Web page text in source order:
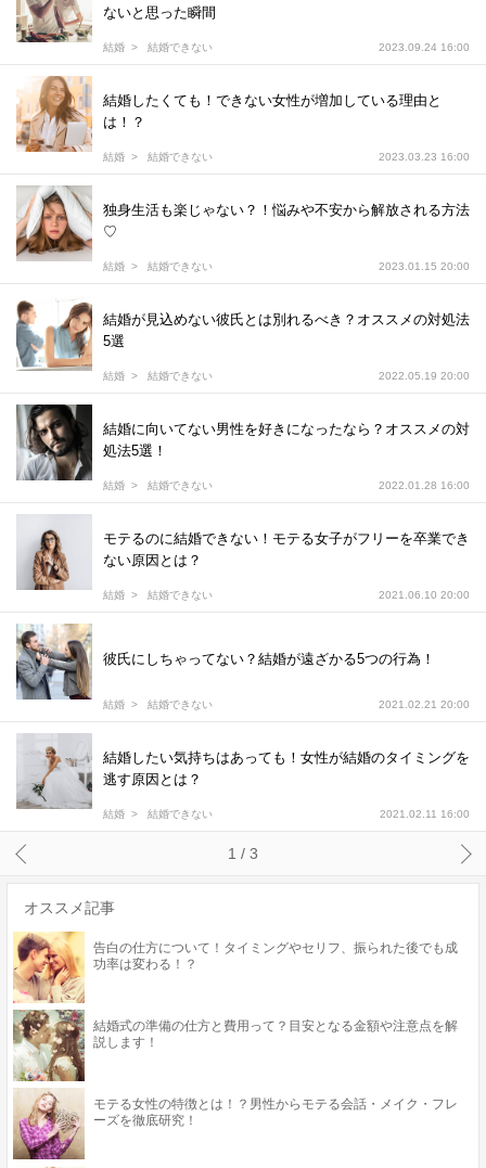
ないと思った瞬間
結婚 結婚できない 2023.09.24 16:00
結婚したくても！できない女性が増加している理由と
は！？
結婚 結婚できない 2023.03.23 16:00
独身生活も楽じゃない？！悩みや不安から解放される方法
♡
結婚 結婚できない 2023.01.15 20:00
結婚が見込めない彼氏とは別れるべき？オススメの対処法
5選
結婚 結婚できない 2022.05.19 20:00
結婚に向いてない男性を好きになったなら？オススメの対
処法5選！
結婚 結婚できない 2022.01.28 16:00
モテるのに結婚できない！モテる女子がフリーを卒業でき
ない原因とは？
結婚 結婚できない 2021.06.10 20:00
彼氏にしちゃってない？結婚が遠ざかる5つの行為！
結婚 結婚できない 2021.02.21 20:00
結婚したい気持ちはあっても！女性が結婚のタイミングを
逃す原因とは？
結婚 結婚できない 2021.02.11 16:00
1 / 3
オススメ記事
告白の仕方について！タイミングやセリフ、振られた後でも成
功率は変わる！？
結婚式の準備の仕方と費用って？目安となる金額や注意点を解
説します！
モテる女性の特徴とは！？男性からモテる会話・メイク・フレ
ーズを徹底研究！